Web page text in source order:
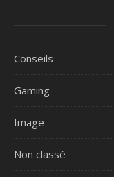
Conseils
Gaming
Image
Non classé